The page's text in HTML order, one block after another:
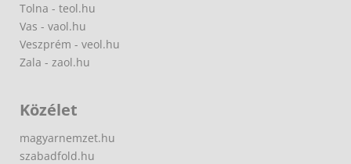
Tolna - teol.hu
Vas - vaol.hu
Veszprém - veol.hu
Zala - zaol.hu
Közélet
magyarnemzet.hu
szabadfold.hu